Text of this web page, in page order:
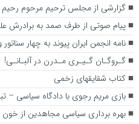
گزارشی از مجلس ترحیم مرحوم رحیم
پیام صوتی از طرف صمد به برادرش
نامه انجمن ایران پیوند به چهار
گـروگـان گـیـری مـدرن در آلبـانـی!
کتاب شقایقهای زخمی
بازی مریم رجوی با دادگاه سیاسی –
بهره برداری سیاسی مجاهدین از خون